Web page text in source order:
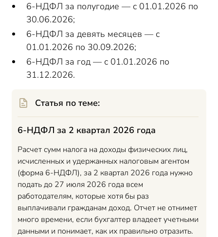
6-НДФЛ за полугодие — с 01.01.2026 по
30.06.2026;
6-НДФЛ за девять месяцев — с
01.01.2026 по 30.09.2026;
6-НДФЛ за год — с 01.01.2026 по
31.12.2026.
Статья по теме:
6-НДФЛ за 2 квартал 2026 года
Расчет сумм налога на доходы физических лиц,
исчисленных и удержанных налоговым агентом
(форма 6-НДФЛ), за 2 квартал 2026 года нужно
подать до 27 июля 2026 года всем
работодателям, которые хотя бы раз
выплачивали гражданам доход. Отчет не отнимет
много времени, если бухгалтер владеет учетными
данными и понимает, как их правильно отразить.